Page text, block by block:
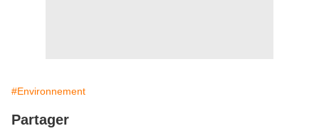
#Environnement
Partager